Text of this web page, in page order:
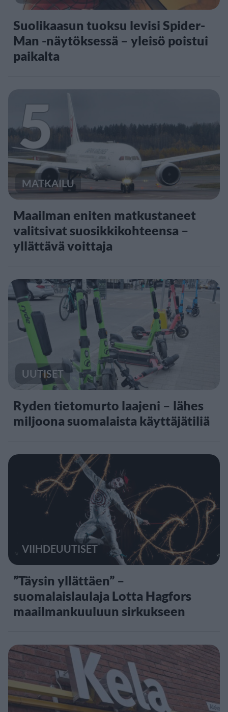
Suolikaasun tuoksu levisi Spider-
Man -näytöksessä – yleisö poistui
paikalta
5
MATKAILU
Maailman eniten matkustaneet
valitsivat suosikkikohteensa –
yllättävä voittaja
UUTISET
Ryden tietomurto laajeni – lähes
miljoona suomalaista käyttäjätiliä
VIIHDEUUTISET
”Täysin yllättäen” –
suomalaislaulaja Lotta Hagfors
maailmankuuluun sirkukseen